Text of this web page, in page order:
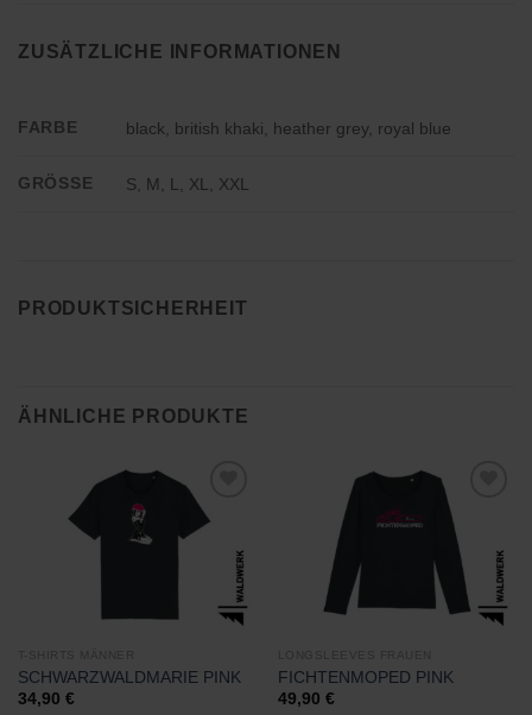
ZUSÄTZLICHE INFORMATIONEN
FARBE black, british khaki, heather grey, royal blue
GRÖSSE S, M, L, XL, XXL
PRODUKTSICHERHEIT
ÄHNLICHE PRODUKTE
Zu
Wunschliste
T-SHIRTS MÄNNER
SCHWARZWALDMARIE PINK
34,90 €
Wunschliste
hinzufügen
LONGSLEEVES FRAUEN
FICHTENMOPED PINK
49,90 €